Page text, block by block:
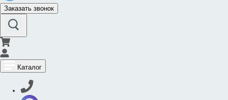
Заказать звонок
Каталог